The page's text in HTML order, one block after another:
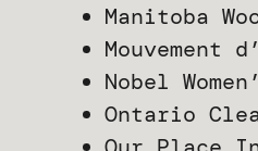
Manitoba
Mouvement
Nobel
Ontario